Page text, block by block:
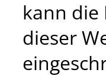
kann
dieser